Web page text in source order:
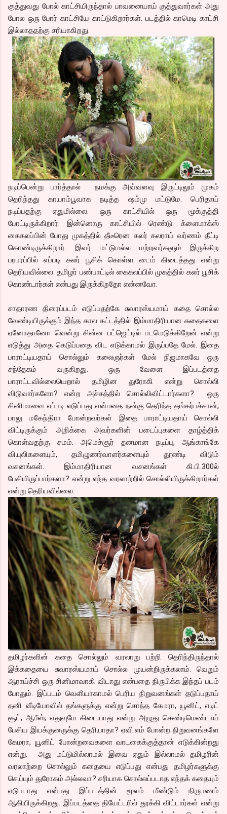
குத்துவது போல் காட்சியிருந்தால் பாவனையாய் குத்துவார்கள் அது
போல ஒரு போர் காட்சியே காட்டுகிறார்கள். படத்தில் காமெடி காட்சி
இல்லாததற்கு சரியாகிறது.
நடிப்பென்று பார்த்தால் நமக்கு அவ்வளவு இருட்டிலும் முகம்
தெரிந்தது காயாம்பூவாக நடித்த ஷம்மு மட்டுமே. பெரிதாய்
நடிப்பதற்கு ஏதுமில்லை. ஒரு காட்சியில் ஒரு மூக்குத்தி
போட்டிருக்கிறார். இன்னொரு காட்சியில் ரெண்டு. க்ளைமாக்ஸ்
கைகலப்பின் போது முகத்தில் தீடீரென கலர் கலராய் வர்ணம் தீட்டி
கொண்டிருக்கிறார். இவர் மட்டுமல்ல மற்றவர்களும் இருக்கிற
பரபரப்பில் எப்படி கலர் பூசிக் கொள்ள டைம் கிடைத்தது என்று
தெரியவில்லை. தமிழர் பண்பாட்டில் கைகலப்பில் முகத்தில் கலர் பூசிக்
கொண்டார்கள் என்பது இருக்கிறதோ என்னவோ.
சாதாரண திரைப்படம் எடுப்பதற்கே சுவாரஸ்யமாய் கதை சொல்ல
வேண்டியிருக்கும் இந்த கால கட்டத்தில் இம்மாதிரியான கதைகளை
ஏனோதானோ வென்று சின்ன பட்ஜெட்டில் படமெடுக்கிறேன் என்று
எடுத்து அதை கெடுப்பதை விட எடுக்காமல் இருப்பதே மேல். இதை
பாராட்டியதாய் சொல்லும் கலைஞர்கள் மேல் நிஜமாகவே ஒரு
சந்தேகம் வருகிறது. ஒரு வேளை இப்படத்தை
பாராட்டவில்லையெறால் தமிழின துரோகி என்று சொல்லி
விடுவார்களோ? என்ற அச்சத்தில் சொல்லிவிட்டார்களா? ஒரு
சினிமாவை எப்படி எடுப்பது என்பதை நன்கு தெரிந்த தங்கர்பச்சான்,
பாலு மகேந்திரா போன்றவர்கள் இதை பாராட்டியதாய் சொல்லி
விட்டிருக்கும் அறிக்கை அவர்களின் படைப்புகளை தாழ்த்திக்
கொள்வதற்கு சமம். அமெச்சூர் தனமான நடிப்பு, ஆங்காங்கே
வி.புலிகளையும், தமிழுணர்வாளர்களையும் தூண்டி விடும்
வசனங்கள். இம்மாதிரியான வசனங்கள் கி.பி.300ல்
பேசியிருப்பார்களா? என்று எந்த வரலாற்றில் சொல்லியிருக்கிறார்கள்
என்று தெரியவில்லை.
தமிழர்களின் கதை சொல்லும் வரலாறு பற்றி தெரிந்திருந்தால்
இக்கதையை சுவாரஸ்யமாய் சொல்ல முயன்றிருக்கலாம். வெறும்
ஆராய்ச்சி ஒரு சினிமாவாகி விடாது என்பதை நிருபிக்க இந்தப் படம்
போதும். இப்படம் வெளியாகாமல் பெரிய நிறுவனங்கள் தடுப்பதாய்
தனி வீடியோவில் தங்களுக்கு என்று சொந்த கேமரா, யூனிட், எடிட்
சூட், ஆபீஸ், எதுவுமே கிடையாது என்று அழுது செண்டிமெண்டாய்
பேசிய இயக்குனருக்கு தெரியாதா? ஏவி.எம் போன்ற நிறுவனங்களே
கேமரா, யூனிட் போன்றவைகளை வாடகைக்குத்தான் எடுக்கின்றது
என்று. அது மட்டுமில்லாமல் இவை ஏதும் இல்லாமல் தமிழரின்
வரலாற்றை சொல்லும் கதையை எடுப்பது என்பது தமிழர்களுக்கு
செய்யும் துரோகம் அல்லவா? சரியாக சொல்லப்படாத எந்தக் கதையும்
எடுபடாது என்பது இப்படத்தின் மூலம் மீண்டும் நிருபணம்
ஆகியிருக்கிறது. இப்படத்தை தியேட்டரில் தூக்கி விட்டார்கள் என்று